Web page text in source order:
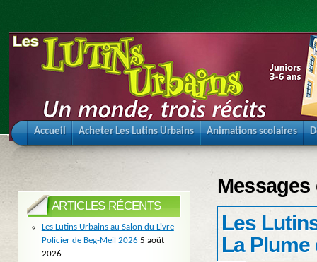
Accueil Acheter Les Lutins Urbains Animations scolaires
Les
La Plume
ARTICLES RÉCENTS
Les Lutins Urbains au Salon du Livre
Policier de Beg-Meil 2026 5 août
2026